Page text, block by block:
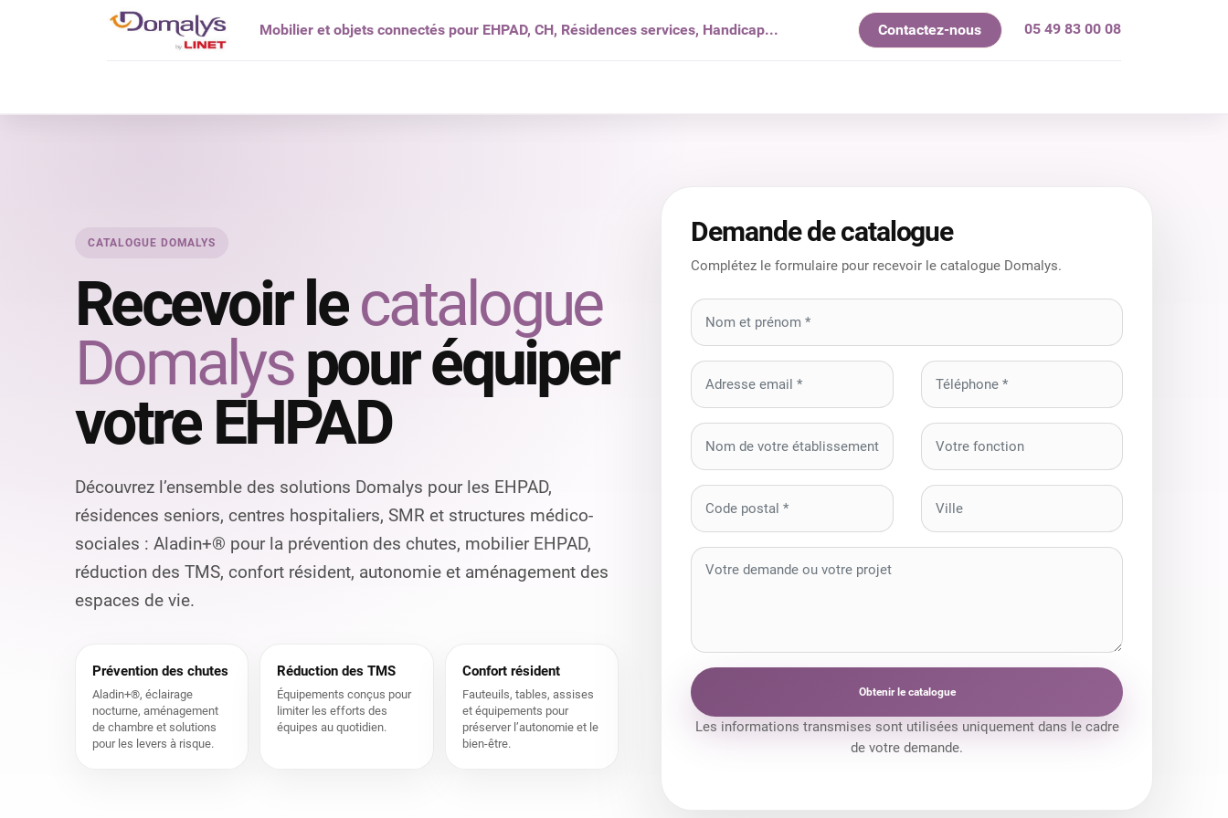
Mobilier et objets connectés pour EHPAD, CH, Résidences services, Handicap... Contactez-nous 05 49 83 00 08
CATALOGUE DOMALYS
Recevoir lecatalogue
Domalyspour équiper
votre EHPAD
Découvrez l’ensemble des solutions Domalys pour les EHPAD,
résidences seniors, centres hospitaliers, SMR et structures médico-
sociales : Aladin+® pour la prévention des chutes, mobilier EHPAD,
réduction des TMS, confort résident, autonomie et aménagement des
espaces de vie.
Prévention des chutes
Aladin+®, éclairage
nocturne, aménagement
de chambre et solutions
pour les levers à risque.
Réduction des TMS
Équipements conçus pour
limiter les efforts des
équipes au quotidien.
Confort résident
Fauteuils, tables, assises
et équipements pour
préserver l’autonomie et le
bien-être.
Demande de catalogue
Complétez le formulaire pour recevoir le catalogue Domalys.
Obtenir le catalogue
Les informations transmises sont utilisées uniquement dans le cadre
de votre demande.